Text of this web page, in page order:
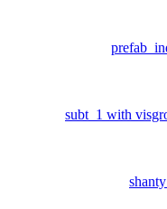
subt_1 with